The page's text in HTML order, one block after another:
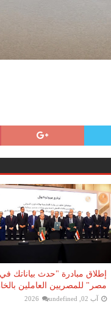
إطلاق مبادرة "حدث بياناتك في
مصر" للمصريين العاملين
آب 02, 2026 undefined